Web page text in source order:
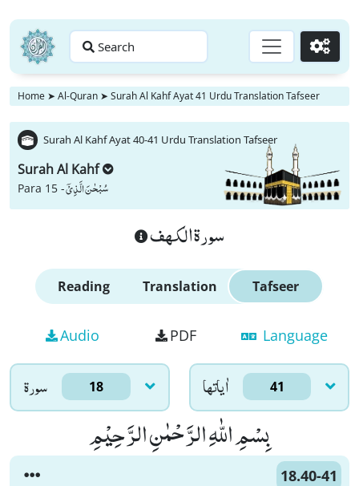
Search Go
Home ➤ Al-Quran ➤ Surah Al Kahf Ayat 41 Urdu Translation Tafseer
Surah Al Kahf Ayat 40-41 Urdu Translation Tafseer
Surah Al Kahf
Para 15 -سُبْحٰنَ الَّذِیْۤ
سورة الكهف
Reading Translation Tafseer
Audio PDF Language
سورۃ 18 اٰياتها 41
بِسْمِ اللّٰهِ الرَّحْمٰنِ الرَّحِیْمِ
18.40-41